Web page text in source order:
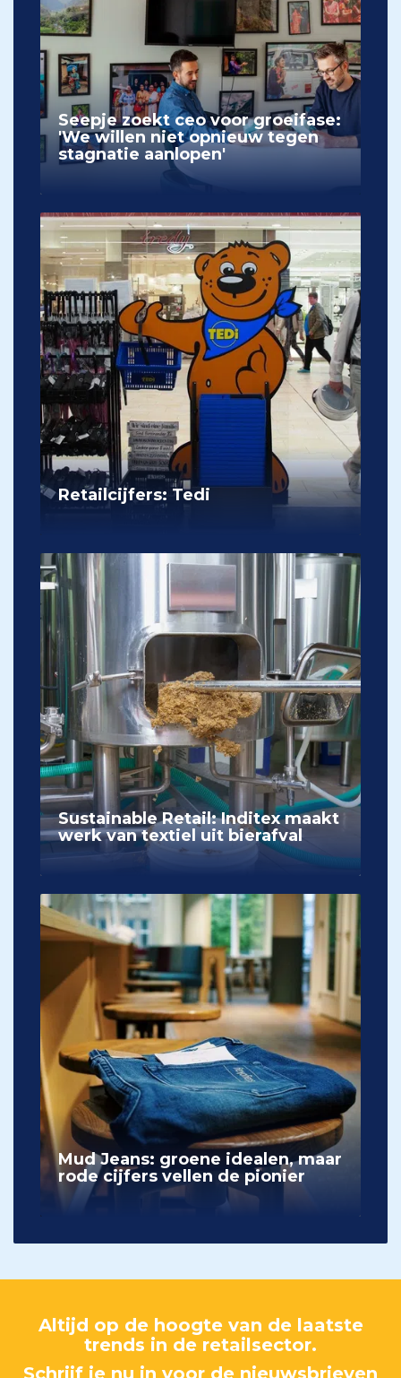
Seepje zoekt ceo voor groeifase:
'We willen niet opnieuw tegen
stagnatie aanlopen'
Retailcijfers: Tedi
Sustainable Retail: Inditex maakt
werk van textiel uit bierafval
Mud Jeans: groene idealen, maar
rode cijfers vellen de pionier
Altijd op de hoogte van de laatste
trends in de retailsector.
Schrijf je nu in voor de nieuwsbrieven